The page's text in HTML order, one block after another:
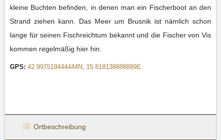
kleine Buchten befinden, in denen man ein Fischerboot an den
Strand ziehen kann. Das Meer um Brusnik ist nämlich schon
lange für seinen Fischreichtum bekannt und die Fischer von Vis
kommen regelmäßig hier hin.
GPS: 42.997519444444N, 15.818138888889E
Ortbeschreibung